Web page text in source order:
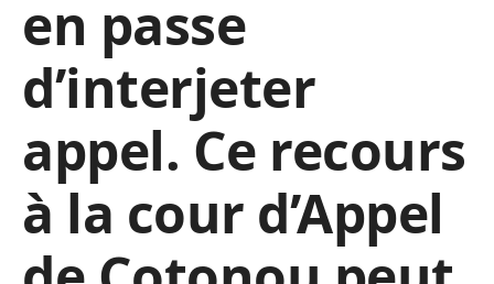
en passe
d’interjeter
appel. Ce recours
à la cour d’Appel